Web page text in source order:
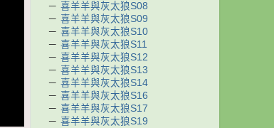
－ 喜羊羊與灰太狼S08
－ 喜羊羊與灰太狼S09
－ 喜羊羊與灰太狼S10
－ 喜羊羊與灰太狼S11
－ 喜羊羊與灰太狼S12
－ 喜羊羊與灰太狼S13
－ 喜羊羊與灰太狼S14
－ 喜羊羊與灰太狼S16
－ 喜羊羊與灰太狼S17
－ 喜羊羊與灰太狼S19